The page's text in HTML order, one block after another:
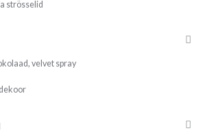
strösselid
velvet spray